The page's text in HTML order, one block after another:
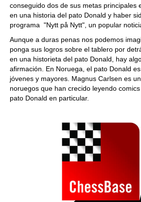
conseguido dos de sus metas principales
en una historia del pato Donald y haber
programa "Nytt på Nytt", un popular
Aunque a duras penas nos podemos
ponga sus logros sobre el tablero por
en una historieta del pato Donald, hay
afirmación. En Noruega, el pato Donald
jóvenes y mayores. Magnus Carlsen es
noruegos que han crecido leyendo
pato Donald en particular.